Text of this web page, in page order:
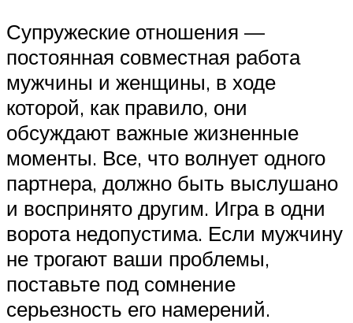
Супружеские отношения —
постоянная совместная работа
мужчины и женщины, в ходе
которой, как правило, они
обсуждают важные жизненные
моменты. Все, что волнует одного
партнера, должно быть выслушано
и воспринято другим. Игра в одни
ворота недопустима. Если мужчину
не трогают ваши проблемы,
поставьте под сомнение
серьезность его намерений.